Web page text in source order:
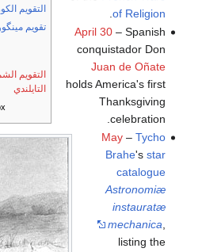
التقويم
تقويم
التقويم
التايلندي
of Religion
April 30– Spanish
conquistador Don
Juan de Oñate
holds America's first
Thanksgiving
celebration.
May– Tycho
Brahe's star
catalogue
Astronomiæ
instauratæ
mechanica,
listing the